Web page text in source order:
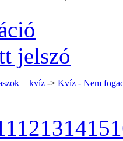
jelszó
+ kvíz -> Kvíz - Nem
12131415